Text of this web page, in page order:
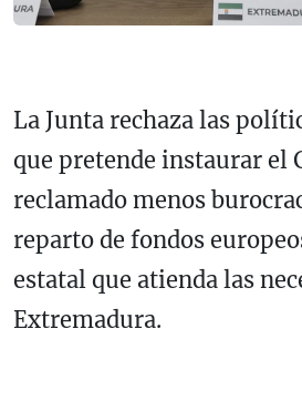
La Junta rechaza las
que pretende instaurar el
reclamado menos
reparto de fondos
estatal que atienda las
Extremadura.